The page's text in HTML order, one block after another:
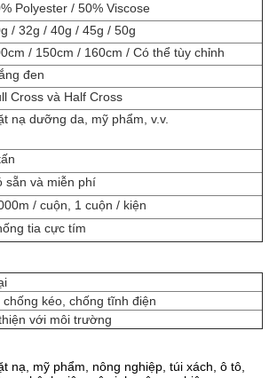
Polyester / 50% Viscose
/ 32g / 40g / 45g / 50g
/ 150cm / 160cm / Có thể tùy chỉnh
đen
Cross và Half Cross
nạ dưỡng da, mỹ phẩm, v.v.
sẵn và miễn phí
/ cuộn, 1 cuộn / kiện
tia cực tím
kéo, chống tĩnh điện
với môi trường
nạ, mỹ phẩm, nông nghiệp, túi xách, ô tô,